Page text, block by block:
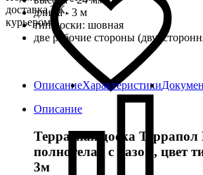
доставка ТК,
курьером
длина - 3 м
тип доски: шовная
две рабочие стороны
ОписаниеХарактеристики
Описание
Террасная доска Террапол
полнотелая с пазом, цвет
3м